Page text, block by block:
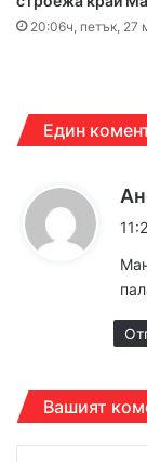
20:06ч, петък, 27
Един
Вашият